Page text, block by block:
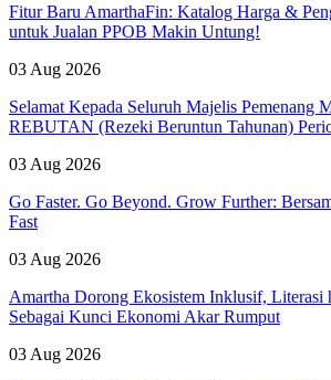
Fitur Baru AmarthaFin: Katalog Harga &
untuk Jualan PPOB Makin Untung!
03 Aug 2026
Selamat Kepada Seluruh Majelis Pemenang
REBUTAN (Rezeki Beruntun Tahunan)
03 Aug 2026
Go Faster. Go Beyond. Grow Further:
Fast
03 Aug 2026
Amartha Dorong Ekosistem Inklusif, Literasi
Sebagai Kunci Ekonomi Akar Rumput
03 Aug 2026